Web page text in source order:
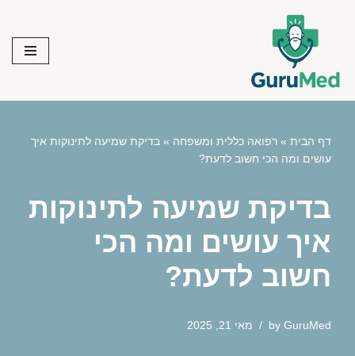
content
דף הבית » רפואה כללית ומשפחה » בדיקת שמיעה לתינוקות איך
עושים ומה הכי חשוב לדעת?
בדיקת שמיעה לתינוקות
איך עושים ומה הכי
חשוב לדעת?
by GuruMed מאי 21, 2025